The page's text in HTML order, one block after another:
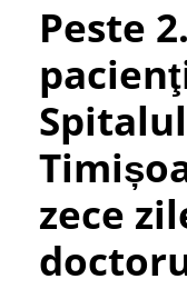
Peste
zece